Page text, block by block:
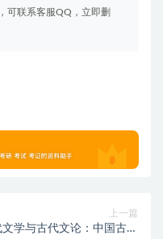
可联系客服QQ，立即删
上一篇
学与古代文论：中国古代